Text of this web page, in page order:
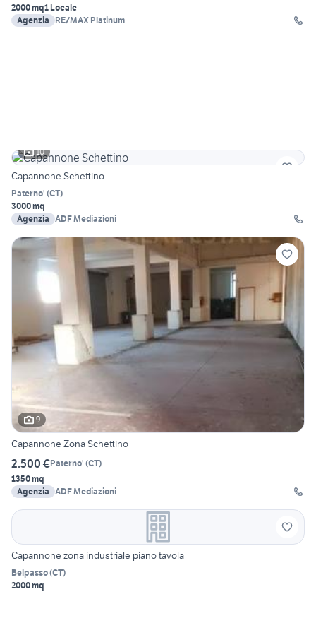
2000 mq1 Locale
Agenzia
RE/MAX Platinum
10
Capannone Schettino
Paterno' (CT)
3000 mq
Agenzia ADF Mediazioni
9
Capannone Zona Schettino
2.500 €Paterno' (CT)
1350 mq
Agenzia ADF Mediazioni
Capannone zona industriale piano tavola
Belpasso(CT)
2000 mq